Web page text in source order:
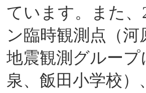
ています。また
ン臨時観測点（
地震観測グルー
泉、飯田小学校）